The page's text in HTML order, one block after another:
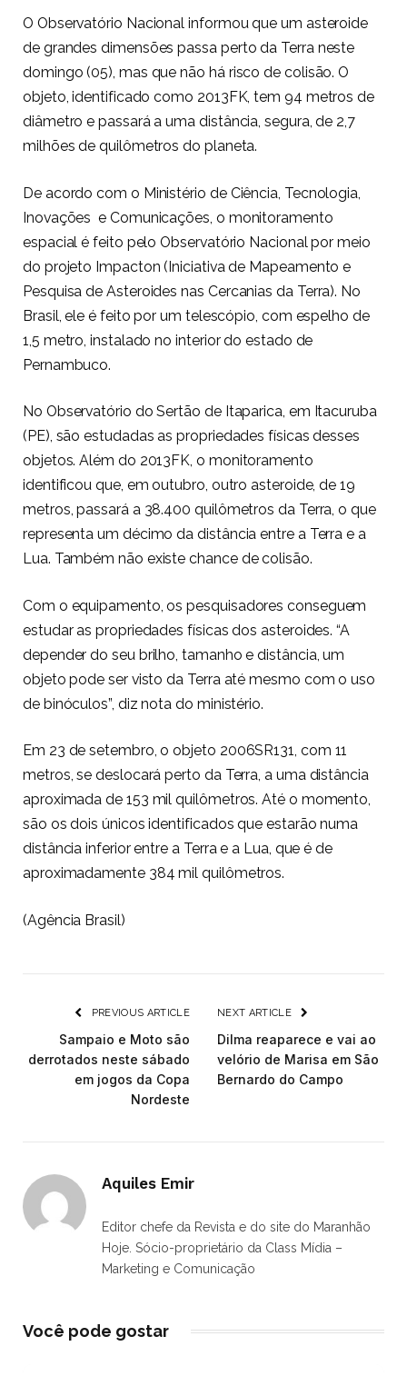
O Observatório Nacional informou que um asteroide
de grandes dimensões passa perto da Terra neste
domingo (05), mas que não há risco de colisão. O
objeto, identificado como 2013FK, tem 94 metros de
diâmetro e passará a uma distância, segura, de 2,7
milhões de quilômetros do planeta.
De acordo com o Ministério de Ciência, Tecnologia,
Inovações e Comunicações, o monitoramento
espacial é feito pelo Observatório Nacional por meio
do projeto Impacton (Iniciativa de Mapeamento e
Pesquisa de Asteroides nas Cercanias da Terra). No
Brasil, ele é feito por um telescópio, com espelho de
1,5 metro, instalado no interior do estado de
Pernambuco.
No Observatório do Sertão de Itaparica, em Itacuruba
(PE), são estudadas as propriedades físicas desses
objetos. Além do 2013FK, o monitoramento
identificou que, em outubro, outro asteroide, de 19
metros, passará a 38.400 quilômetros da Terra, o que
representa um décimo da distância entre a Terra e a
Lua. Também não existe chance de colisão.
Com o equipamento, os pesquisadores conseguem
estudar as propriedades físicas dos asteroides. “A
depender do seu brilho, tamanho e distância, um
objeto pode ser visto da Terra até mesmo com o uso
de binóculos”, diz nota do ministério.
Em 23 de setembro, o objeto 2006SR131, com 11
metros, se deslocará perto da Terra, a uma distância
aproximada de 153 mil quilômetros. Até o momento,
são os dois únicos identificados que estarão numa
distância inferior entre a Terra e a Lua, que é de
aproximadamente 384 mil quilômetros.
(Agência Brasil)
PREVIOUS ARTICLE
Sampaio e Moto são
derrotados neste sábado
em jogos da Copa
Nordeste
NEXT ARTICLE
Dilma reaparece e vai ao
velório de Marisa em São
Bernardo do Campo
Aquiles Emir
Editor chefe da Revista e do site do Maranhão
Hoje. Sócio-proprietário da Class Mídia –
Marketing e Comunicação
Você pode gostar